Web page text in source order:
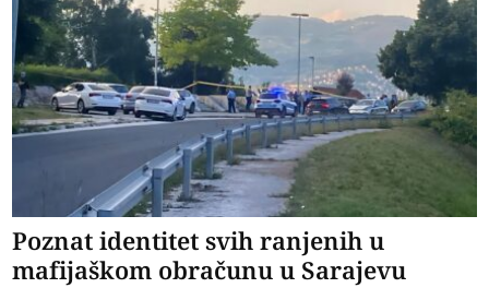
Poznat identitet svih ranjenih u
mafijaškom obračunu u Sarajevu